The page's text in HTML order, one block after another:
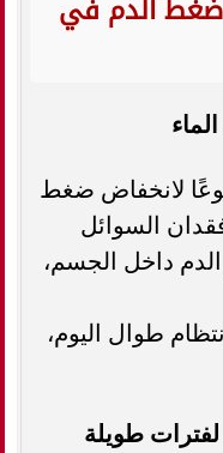
ضغط الدم في
لانخفاض ضغط
السوائل
داخل الجسم،
طوال اليوم،